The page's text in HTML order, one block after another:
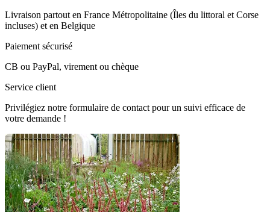
Livraison partout en France Métropolitaine (Îles du littoral et Corse
incluses) et en Belgique
Paiement sécurisé
CB ou PayPal, virement ou chèque
Service client
Privilégiez notre formulaire de contact pour un suivi efficace de
votre demande !